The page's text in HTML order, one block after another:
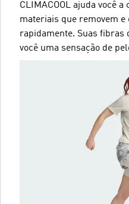
CLIMACOOL ajuda você
materiais que removem
rapidamente. Suas fibras
você uma sensação de